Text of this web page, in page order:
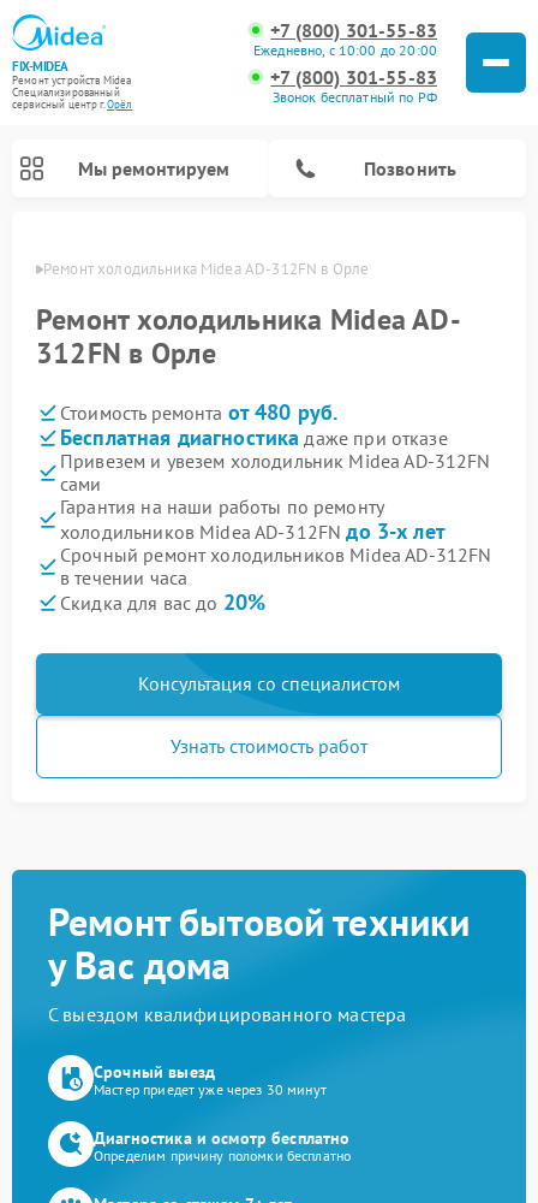
FIX-MIDEA
Ремонт устройств Midea
Специализированный
cервисный центр г.Орёл
+7 (800) 301-55-83
Ежедневно, с 10:00 до 20:00
+7 (800) 301-55-83
Звонок бесплатный по РФ
Мы ремонтируем Позвонить
Ремонт холодильника Midea AD-312FN в Орле
Ремонт холодильника Midea AD-
312FN в Орле
Стоимость ремонта от 480 руб.
Бесплатная диагностика даже при отказе
Привезем и увезем холодильник Midea AD-312FN
сами
Гарантия на наши работы по ремонту
холодильников Midea AD-312FNдо 3-х лет
Срочный ремонт холодильников Midea AD-312FN
в течении часа
Скидка для вас до 20%
Консультация со специалистом
Узнать стоимость работ
Ремонт бытовой техники
у Вас дома
С выездом квалифицированного мастера
Срочный выезд
Мастер приедет уже через 30 минут
Диагностика и осмотр бесплатно
Определим причину поломки бесплатно